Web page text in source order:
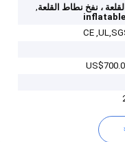
، نفخ نطاط القلعة,
CE